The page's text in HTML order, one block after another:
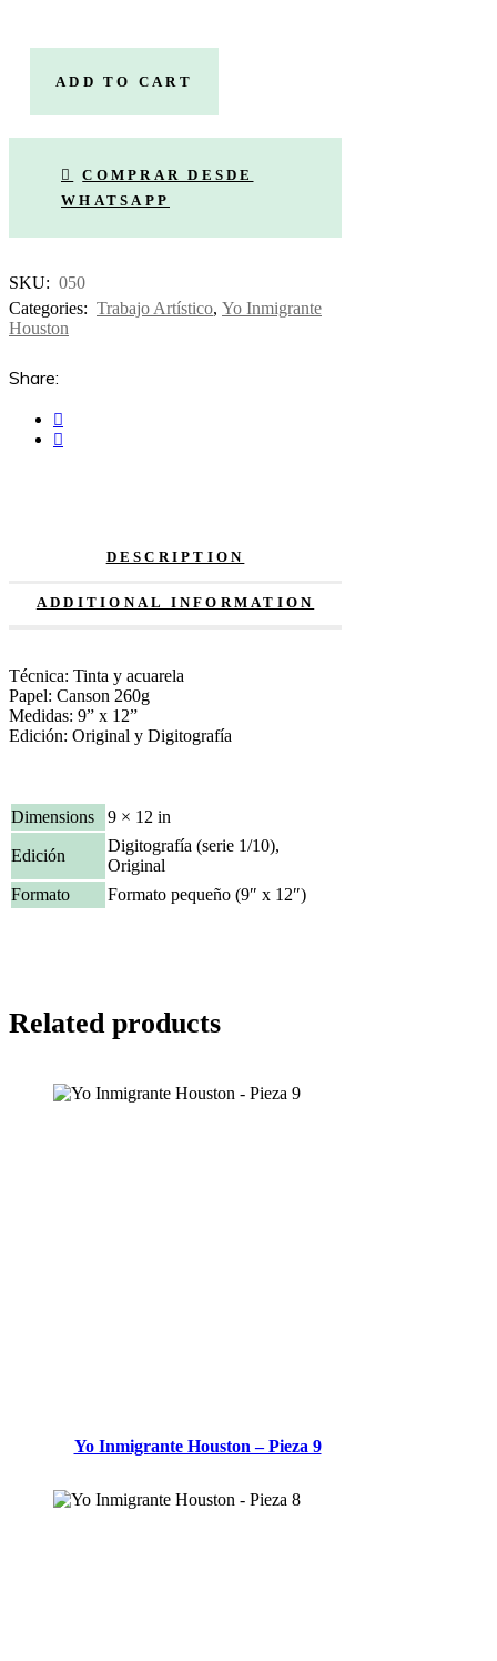
ADD TO CART
COMPRAR DESDE
WHATSAPP
SKU: 050
Categories: Trabajo Artístico, Yo Inmigrante
Houston
Share:
DESCRIPTION
ADDITIONAL INFORMATION
Técnica: Tinta y acuarela
Papel: Canson 260g
Medidas: 9” x 12”
Edición: Original y Digitografía
Dimensions 9 × 12 in
Edición
Digitografía (serie 1/10),
Original
Formato
Formato pequeño (9″ x 12″)
Related products
Yo Inmigrante Houston – Pieza 9